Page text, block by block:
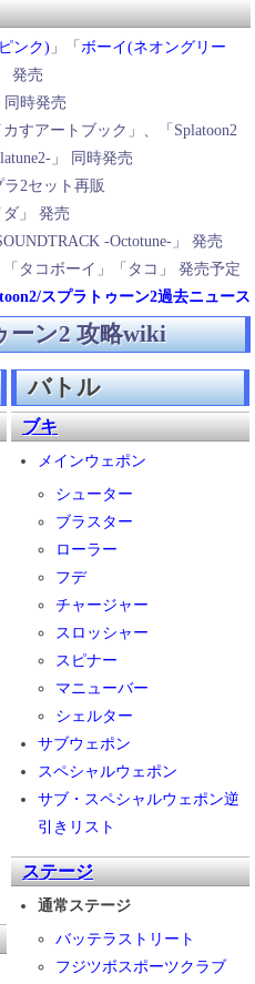
ンク) 」「 ボーイ(ネオングリー
発売
同時発売
アートブック」、「Splatoon2
」 同時発売
2セット再販
」 発売
-Octotune-」 発売
タコボーイ」「タコ」 発売予定
スプラトゥーン2過去ニュース
ーン2 攻略wiki
バトル
ブキ
メインウェポン
シューター
ブラスター
ローラー
フデ
チャージャー
スロッシャー
スピナー
マニューバー
シェルター
サブウェポン
スペシャルウェポン
サブ・スペシャルウェポン逆
引きリスト
ステージ
通常ステージ
バッテラストリート
フジツボスポーツクラブ